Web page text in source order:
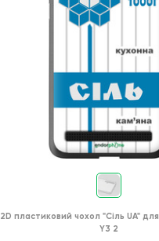
2D пластиковий чохол "Сіль UA" для
Y3 2